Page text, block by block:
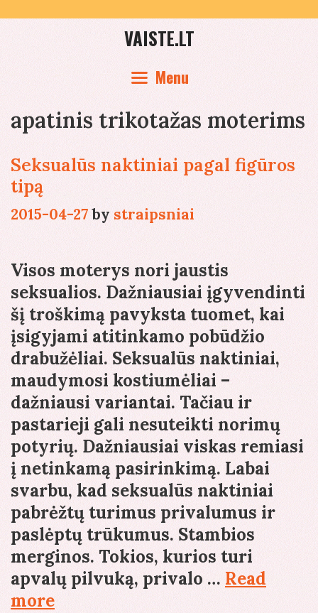
VAISTE.LT
Menu
apatinis trikotažas moterims
Seksualūs naktiniai pagal figūros
tipą
2015-04-27by straipsniai
Visos moterys nori jaustis
seksualios. Dažniausiai įgyvendinti
šį troškimą pavyksta tuomet, kai
įsigyjami atitinkamo pobūdžio
drabužėliai. Seksualūs naktiniai,
maudymosi kostiumėliai –
dažniausi variantai. Tačiau ir
pastarieji gali nesuteikti norimų
potyrių. Dažniausiai viskas remiasi
į netinkamą pasirinkimą. Labai
svarbu, kad seksualūs naktiniai
pabrėžtų turimus privalumus ir
paslėptų trūkumus. Stambios
merginos. Tokios, kurios turi
apvalų pilvuką, privalo … Read
moreSeksualūs